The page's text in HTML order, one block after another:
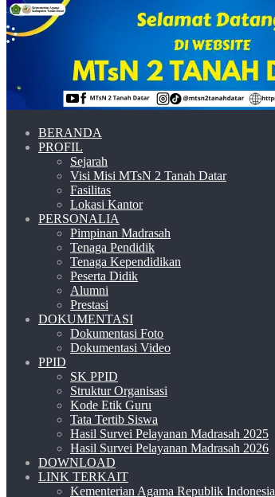
BERANDA
PROFIL
Sejarah
Visi Misi MTsN 2 Tanah Datar
Fasilitas
Lokasi Kantor
PERSONALIA
Pimpinan Madrasah
Tenaga Pendidik
Tenaga Kependidikan
Peserta Didik
Alumni
Prestasi
DOKUMENTASI
Dokumentasi Foto
Dokumentasi Video
PPID
SK PPID
Struktur Organisasi
Kode Etik Guru
Tata Tertib Siswa
Hasil Survei Pelayanan Madrasah 2025
Hasil Survei Pelayanan Madrasah 2026
DOWNLOAD
LINK TERKAIT
Kementerian Agama Republik Indonesia